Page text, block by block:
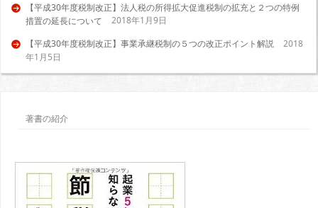
【平成30年度税制改正】法人税の所得拡大促進税制の拡充と２つの特例
措置の延長について
2018年1月9日
【平成30年度税制改正】事業承継税制の５つの改正ポイント解説
2018
年1月5日
著書の紹介